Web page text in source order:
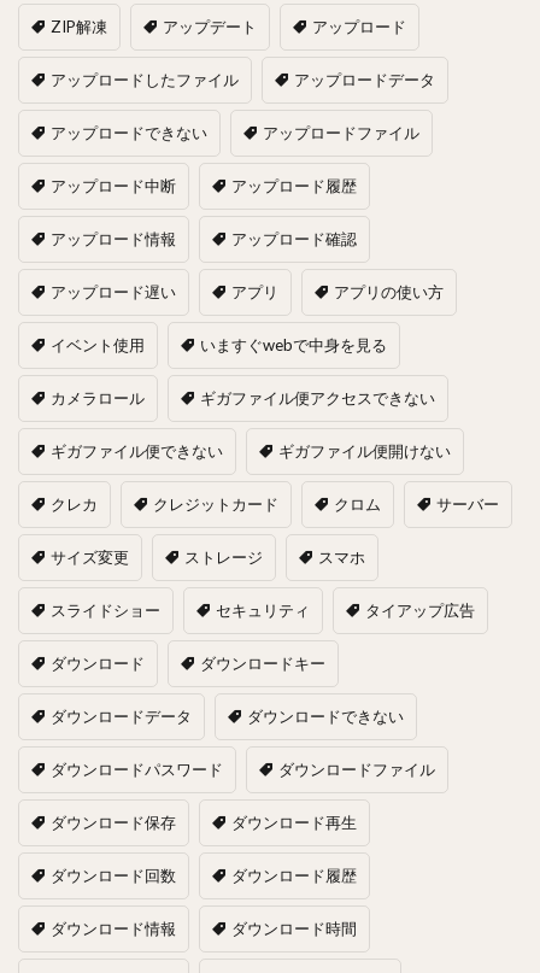
ZIP解凍 アップデート アップロード
アップロードしたファイル アップロードデータ
アップロードできない アップロードファイル
アップロード中断 アップロード履歴
アップロード情報 アップロード確認
アップロード遅い アプリ アプリの使い方
イベント使用 いますぐwebで中身を見る
カメラロール ギガファイル便アクセスできない
ギガファイル便できない ギガファイル便開けない
クレカ クレジットカード クロム サーバー
サイズ変更 ストレージ スマホ
スライドショー セキュリティ タイアップ広告
ダウンロード ダウンロードキー
ダウンロードデータ ダウンロードできない
ダウンロードパスワード ダウンロードファイル
ダウンロード保存 ダウンロード再生
ダウンロード回数 ダウンロード履歴
ダウンロード情報 ダウンロード時間